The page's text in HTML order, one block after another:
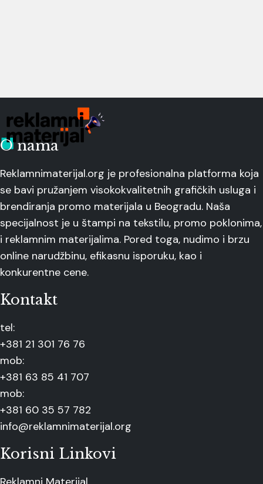
O nama
Reklamnimaterijal.org je profesionalna platforma koja
se bavi pružanjem visokokvalitetnih grafičkih usluga i
brendiranja promo materijala u Beogradu. Naša
specijalnost je u štampi na tekstilu, promo poklonima,
i reklamnim materijalima. Pored toga, nudimo i brzu
online narudžbinu, efikasnu isporuku, kao i
konkurentne cene.
Kontakt
tel:
+381 21 301 76 76
mob:
+381 63 85 41 707
mob:
+381 60 35 57 782
info@reklamnimaterijal.org
Korisni Linkovi